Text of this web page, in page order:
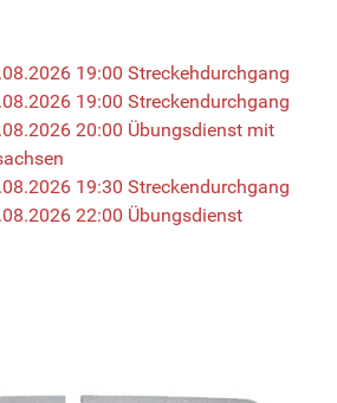
19:00 Streckehdurchgang
19:00 Streckendurchgang
20:00 Übungsdienst mit
19:30 Streckendurchgang
22:00 Übungsdienst